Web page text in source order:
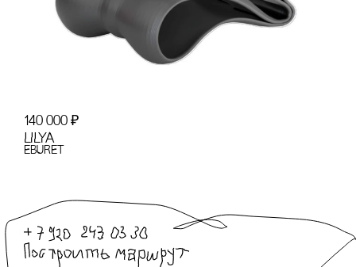
140 000 ₽
LILYA
EBURET